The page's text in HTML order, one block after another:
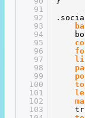
91
92
93
94
95
96
97
98
99
100
101
102
103